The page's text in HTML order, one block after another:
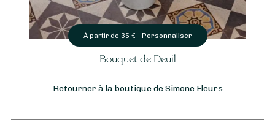
À partir de 35 € - Personnaliser
Bouquet de Deuil
Retourner à la boutique de Simone Fleurs